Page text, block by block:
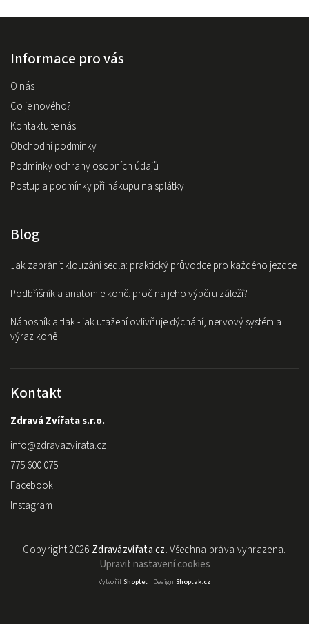
Informace pro vás
O nás
Co je nového?
Kontaktujte nás
Obchodní podmínky
Podmínky ochrany osobních údajů
Postup a podmínky při nákupu na splátky
Blog
Jak zabránit klouzání sedla: praktický průvodce pro každého jezdce
Podbřišník a anatomie koně: proč na jeho výběru záleží?
Nánosník a tlak - jak utažení ovlivňuje dýchání, nervový systém a
výraz koně
Kontakt
Zdravá Zvířata s.r.o.
info@zdravazvirata.cz
775 600 075
Facebook
Instagram
Copyright 2026 Zdravázvířata.cz. Všechna práva vyhrazena.
Upravit nastavení cookies
Vytvořil Shoptet| Design Shoptak.cz